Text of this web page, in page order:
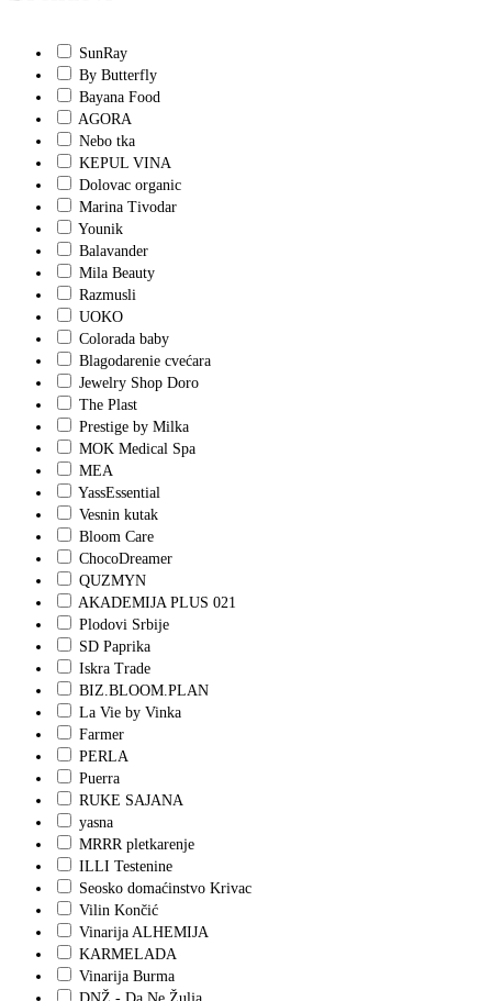
SunRay
By Butterfly
Bayana Food
AGORA
Nebo tka
KEPUL VINA
Dolovac organic
Marina Tivodar
Younik
Balavander
Mila Beauty
Razmusli
UOKO
Colorada baby
Blagodarenie cvećara
Jewelry Shop Doro
The Plast
Prestige by Milka
MOK Medical Spa
MEA
YassEssential
Vesnin kutak
Bloom Care
ChocoDreamer
QUZMYN
AKADEMIJA PLUS 021
Plodovi Srbije
SD Paprika
Iskra Trade
BIZ.BLOOM.PLAN
La Vie by Vinka
Farmer
PERLA
Puerra
RUKE SAJANA
yasna
MRRR pletkarenje
ILLI Testenine
Seosko domaćinstvo Krivac
Vilin Končić
Vinarija ALHEMIJA
KARMELADA
Vinarija Burma